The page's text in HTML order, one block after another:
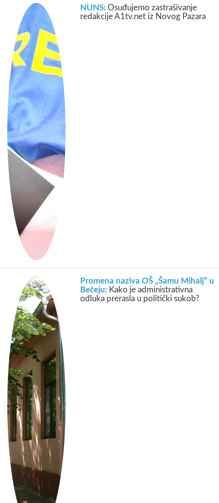
NUNS:Osuđujemo zastrašivanje
redakcije A1tv.net iz Novog Pazara
Promena naziva OŠ „Šamu Mihalj” u
Bečeju: Kako je administrativna
odluka prerasla u politički sukob?